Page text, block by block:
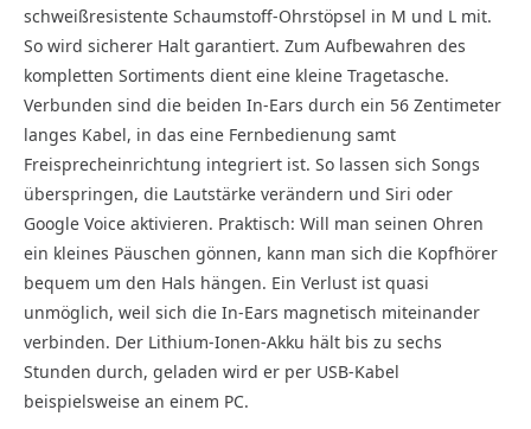
schweißresistente Schaumstoff-Ohrstöpsel in M und L mit.
So wird sicherer Halt garantiert. Zum Aufbewahren des
kompletten Sortiments dient eine kleine Tragetasche.
Verbunden sind die beiden In-Ears durch ein 56 Zentimeter
langes Kabel, in das eine Fernbedienung samt
Freisprecheinrichtung integriert ist. So lassen sich Songs
überspringen, die Lautstärke verändern und Siri oder
Google Voice aktivieren. Praktisch: Will man seinen Ohren
ein kleines Päuschen gönnen, kann man sich die Kopfhörer
bequem um den Hals hängen. Ein Verlust ist quasi
unmöglich, weil sich die In-Ears magnetisch miteinander
verbinden. Der Lithium-Ionen-Akku hält bis zu sechs
Stunden durch, geladen wird er per USB-Kabel
beispielsweise an einem PC.